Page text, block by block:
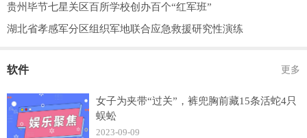
贵州毕节七星关区百所学校创办百个“红军班”
湖北省孝感军分区组织军地联合应急救援研究性演练
软件 更多
女子为夹带“过关”，裤兜胸前藏15条活蛇4只
蜈蚣
2023-09-09